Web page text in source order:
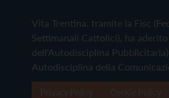
Vita Trentina, tramite la Fisc
Settimanali Cattolici), ha
dell'Autodisciplina
Autodisciplina della